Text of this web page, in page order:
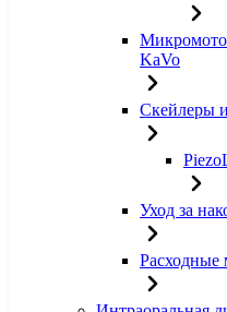
KaVo
Скейлеры
Уход за
Расходные